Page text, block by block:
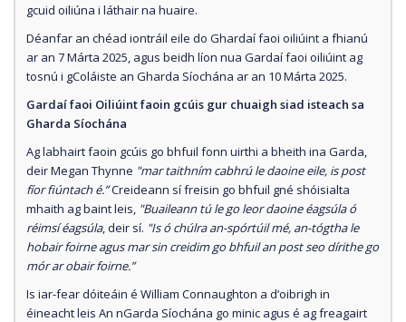
gcuid oiliúna i láthair na huaire.
Déanfar an chéad iontráil eile do Ghardaí faoi oiliúint a fhianú
ar an 7 Márta 2025, agus beidh líon nua Gardaí faoi oiliúint ag
tosnú i gColáiste an Gharda Síochána ar an 10 Márta 2025.
Gardaí faoi Oiliúint faoin gcúis gur chuaigh siad isteach sa
Gharda Síochána
Ag labhairt faoin gcúis go bhfuil fonn uirthi a bheith ina Garda,
deir Megan Thynne "mar taithním cabhrú le daoine eile, is post
fíor fiúntach é.”Creideann sí freisin go bhfuil gné shóisialta
mhaith ag baint leis, "Buaileann tú le go leor daoine éagsúla ó
réimsí éagsúla, deir sí. "Is ó chúlra an-spórtúil mé, an-tógtha le
hobair foirne agus mar sin creidim go bhfuil an post seo dírithe go
mór ar obair foirne.”
Is iar-fear dóiteáin é William Connaughton a d’oibrigh in
éineacht leis An nGarda Síochána go minic agus é ag freagairt